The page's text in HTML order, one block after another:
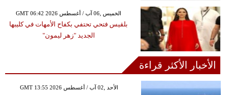
GMT 06:42 2026 الخميس ,06 آب / أغسطس
بلقيس فتحي تحتفي بكفاح الأمهات في كليبها
الجديد "زهر ليمون"
الأخبار الأكثر قراءة
GMT 13:55 2026 الأحد ,02 آب / أغسطس